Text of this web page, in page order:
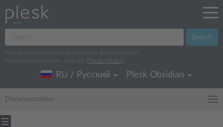
Search
We log search terms to improve our documentation.
For more information, read our
Privacy Policy
RU / Русский Plesk Obsidian
Documentation